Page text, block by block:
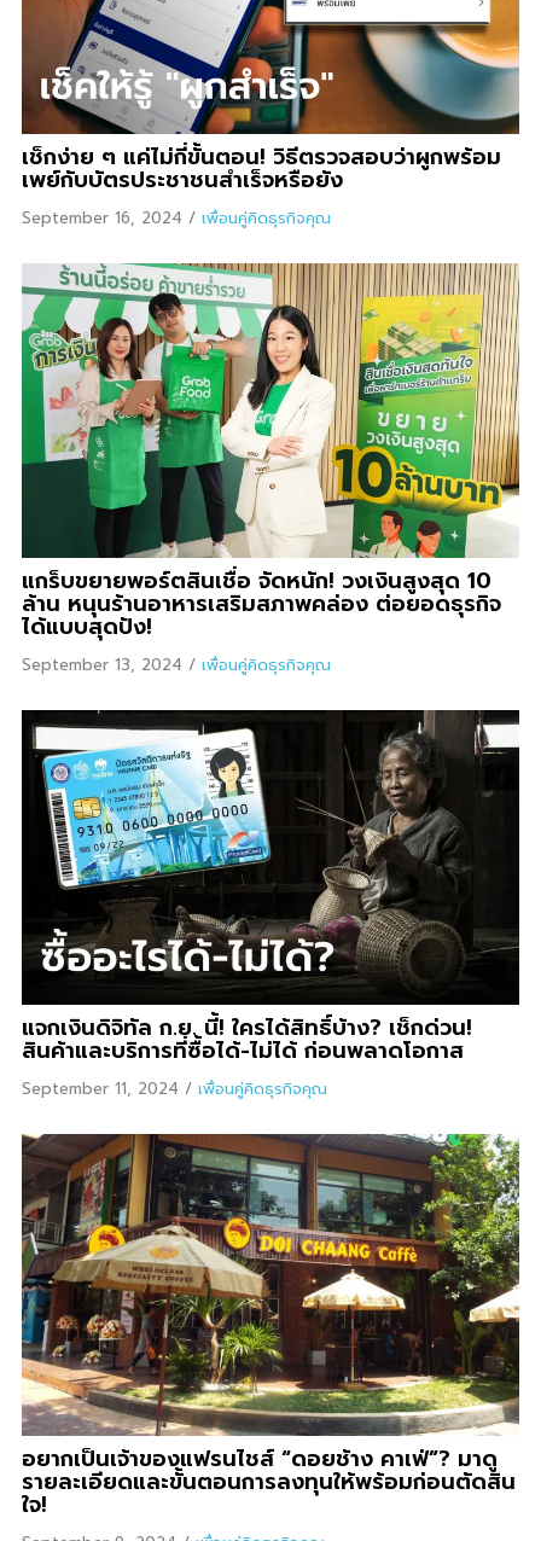
เช็กง่าย ๆ แค่ไม่กี่ขั้นตอน! วิธีตรวจสอบว่าผูกพร้อม
เพย์กับบัตรประชาชนสำเร็จหรือยัง
September 16, 2024 / เพื่อนคู่คิดธุรกิจคุณ
แกร็บขยายพอร์ตสินเชื่อ จัดหนัก! วงเงินสูงสุด 10
ล้าน หนุนร้านอาหารเสริมสภาพคล่อง ต่อยอดธุรกิจ
ได้แบบสุดปัง!
September 13, 2024 / เพื่อนคู่คิดธุรกิจคุณ
แจกเงินดิจิทัล ก.ย. นี้! ใครได้สิทธิ์บ้าง? เช็กด่วน!
สินค้าและบริการที่ซื้อได้-ไม่ได้ ก่อนพลาดโอกาส
September 11, 2024 / เพื่อนคู่คิดธุรกิจคุณ
อยากเป็นเจ้าของแฟรนไชส์ “ดอยช้าง คาเฟ่”? มาดู
รายละเอียดและขั้นตอนการลงทุนให้พร้อมก่อนตัดสิน
ใจ!